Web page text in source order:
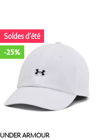
UNDER ARMOUR
Soldes d’été
-25%